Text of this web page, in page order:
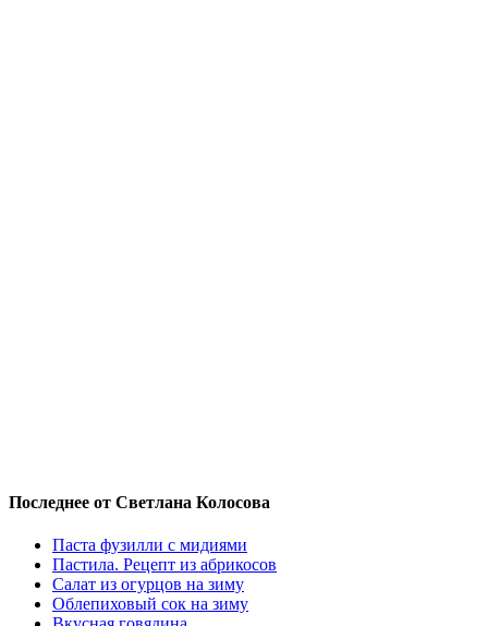
Последнее от Светлана Колосова
Паста фузилли с мидиями
Пастила. Рецепт из абрикосов
Салат из огурцов на зиму
Облепиховый сок на зиму